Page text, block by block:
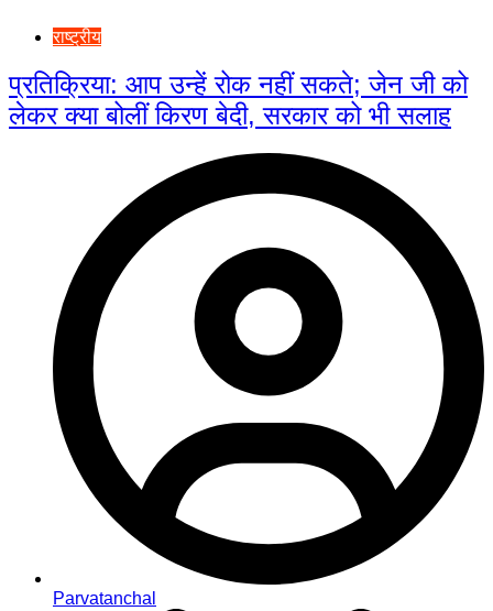
राष्ट्रीय
प्रतिक्रिया: आप उन्हें रोक नहीं सकते; जेन जी को
लेकर क्या बोलीं किरण बेदी, सरकार को भी सलाह
Parvatanchal